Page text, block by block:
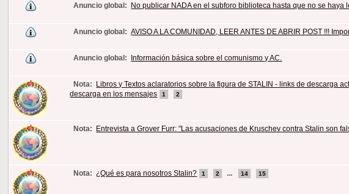
Anuncio global: No publicar NADA en el subforo biblioteca hasta que no se haya
Anuncio global: AVISO A LA COMUNIDAD, LEER ANTES DE ABRIR POST !!!
Anuncio global: Información básica sobre el comunismo y AC.
Nota: Libros y Textos aclaratorios sobre la figura de STALIN - links de descarga
descarga en los mensajes
1 2
Nota: Entrevista a Grover Furr: "Las acusaciones de Kruschev contra Stalin son
Nota: ¿Qué es para nosotros Stalin? 1 2 ... 14 15